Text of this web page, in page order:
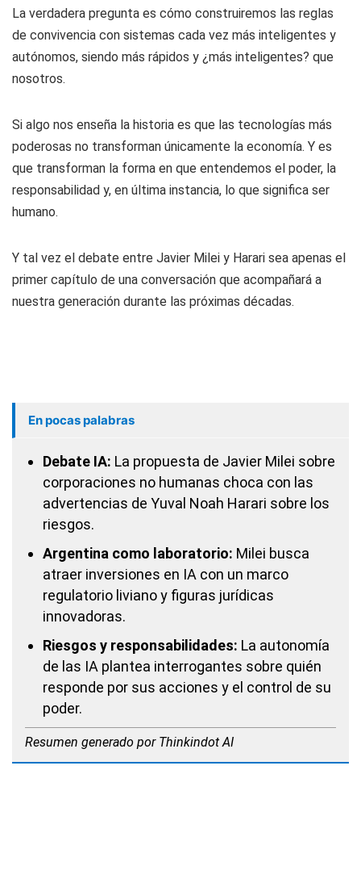
La verdadera pregunta es cómo construiremos las reglas
de convivencia con sistemas cada vez más inteligentes y
autónomos, siendo más rápidos y ¿más inteligentes? que
nosotros.
Si algo nos enseña la historia es que las tecnologías más
poderosas no transforman únicamente la economía. Y es
que transforman la forma en que entendemos el poder, la
responsabilidad y, en última instancia, lo que significa ser
humano.
Y tal vez el debate entre Javier Milei y Harari sea apenas el
primer capítulo de una conversación que acompañará a
nuestra generación durante las próximas décadas.
En pocas palabras
Debate IA: La propuesta de Javier Milei sobre
corporaciones no humanas choca con las
advertencias de Yuval Noah Harari sobre los
riesgos.
Argentina como laboratorio: Milei busca
atraer inversiones en IA con un marco
regulatorio liviano y figuras jurídicas
innovadoras.
Riesgos y responsabilidades: La autonomía
de las IA plantea interrogantes sobre quién
responde por sus acciones y el control de su
poder.
Resumen generado por Thinkindot AI